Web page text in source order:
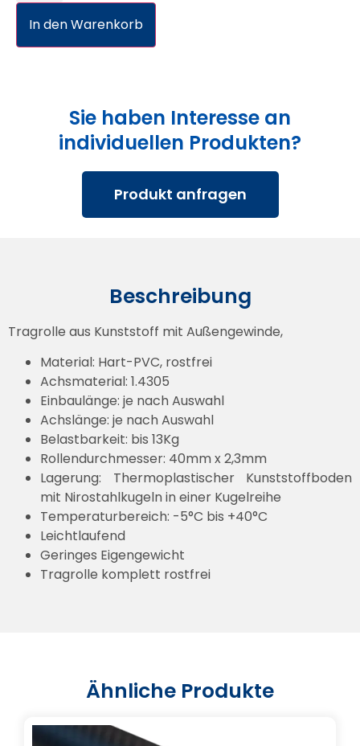
In den Warenkorb
Sie haben Interesse an
individuellen Produkten?
Produkt anfragen
Beschreibung
Tragrolle aus Kunststoff mit Außengewinde,
Material: Hart-PVC, rostfrei
Achsmaterial: 1.4305
Einbaulänge: je nach Auswahl
Achslänge: je nach Auswahl
Belastbarkeit: bis 13Kg
Rollendurchmesser: 40mm x 2,3mm
Lagerung: Thermoplastischer Kunststoffboden
mit Nirostahlkugeln in einer Kugelreihe
Temperaturbereich: -5°C bis +40°C
Leichtlaufend
Geringes Eigengewicht
Tragrolle komplett rostfrei
Ähnliche Produkte